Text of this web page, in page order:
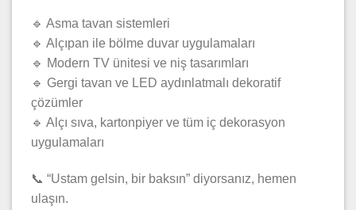
🔹 Asma tavan sistemleri
🔹 Alçıpan ile bölme duvar uygulamaları
🔹 Modern TV ünitesi ve niş tasarımları
🔹 Gergi tavan ve LED aydınlatmalı dekoratif
çözümler
🔹 Alçı sıva, kartonpiyer ve tüm iç dekorasyon
uygulamaları
📞 “Ustam gelsin, bir baksın” diyorsanız, hemen
ulaşın.